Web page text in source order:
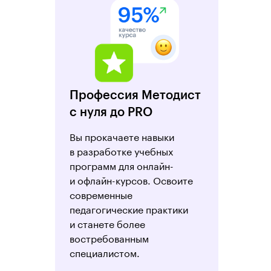
Профессия Методист
с нуля до PRO
Вы прокачаете навыки
в разработке учебных
программ для онлайн-
и офлайн-курсов. Освоите
современные
педагогические практики
и станете более
востребованным
специалистом.